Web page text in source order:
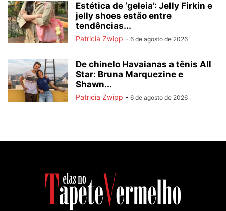
Estética de ‘geleia’: Jelly Firkin e
jelly shoes estão entre
tendências...
Patricia Zwipp - 6 de agosto de 2026
De chinelo Havaianas a tênis All
Star: Bruna Marquezine e
Shawn...
Patricia Zwipp - 6 de agosto de 2026